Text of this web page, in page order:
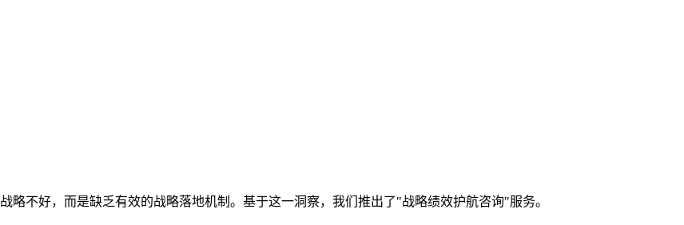
不好，而是缺乏有效的战略落地机制。基于这一洞察，我们推出了"战略绩效护航咨询"服务。